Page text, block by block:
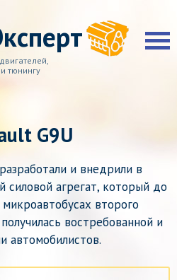
тюнингу
G9U
и внедрили в
силовой агрегат, который до
второго
востребованной и
автомобилистов.